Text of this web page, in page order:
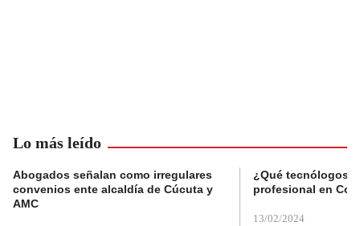
Lo más leído
Abogados señalan como irregulares
convenios ente alcaldía de Cúcuta y
AMC
¿Qué tecnólogos
profesional en
13/02/2024